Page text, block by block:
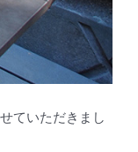
ていただきまし